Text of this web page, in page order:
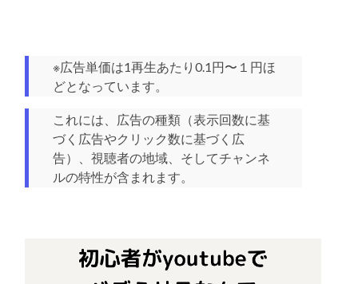
※広告単価は1再生あたり0.1円〜１円ほ
どとなっています。
これには、広告の種類（表示回数に基
づく広告やクリック数に基づく広
告）、視聴者の地域、そしてチャンネ
ルの特性が含まれます。